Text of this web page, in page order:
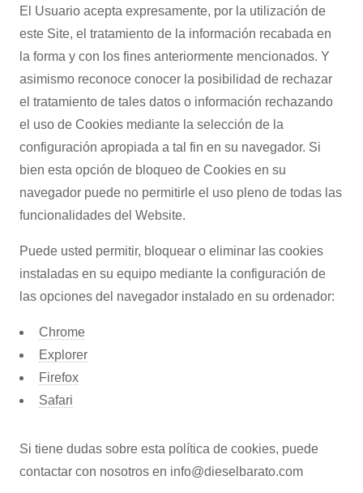
El Usuario acepta expresamente, por la utilización de
este Site, el tratamiento de la información recabada en
la forma y con los fines anteriormente mencionados. Y
asimismo reconoce conocer la posibilidad de rechazar
el tratamiento de tales datos o información rechazando
el uso de Cookies mediante la selección de la
configuración apropiada a tal fin en su navegador. Si
bien esta opción de bloqueo de Cookies en su
navegador puede no permitirle el uso pleno de todas las
funcionalidades del Website.
Puede usted permitir, bloquear o eliminar las cookies
instaladas en su equipo mediante la configuración de
las opciones del navegador instalado en su ordenador:
Chrome
Explorer
Firefox
Safari
Si tiene dudas sobre esta política de cookies, puede
contactar con nosotros en info@dieselbarato.com